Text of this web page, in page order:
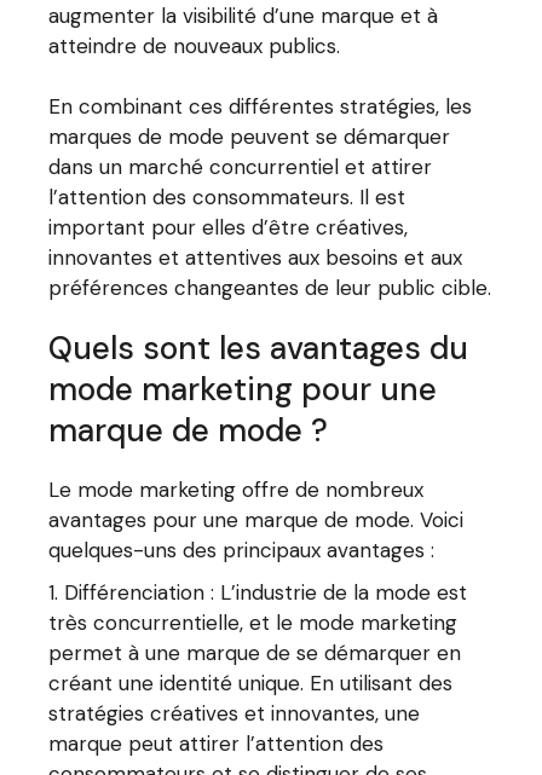
augmenter la visibilité d’une marque et à
atteindre de nouveaux publics.
En combinant ces différentes stratégies, les
marques de mode peuvent se démarquer
dans un marché concurrentiel et attirer
l’attention des consommateurs. Il est
important pour elles d’être créatives,
innovantes et attentives aux besoins et aux
préférences changeantes de leur public cible.
Quels sont les avantages du
mode marketing pour une
marque de mode ?
Le mode marketing offre de nombreux
avantages pour une marque de mode. Voici
quelques-uns des principaux avantages :
Différenciation : L’industrie de la mode est
très concurrentielle, et le mode marketing
permet à une marque de se démarquer en
créant une identité unique. En utilisant des
stratégies créatives et innovantes, une
marque peut attirer l’attention des